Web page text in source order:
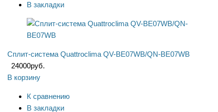
В закладки
Сплит-система Quattroclima QV-BE07WB/QN-BE07WB
24000руб.
В корзину
К сравнению
В закладки